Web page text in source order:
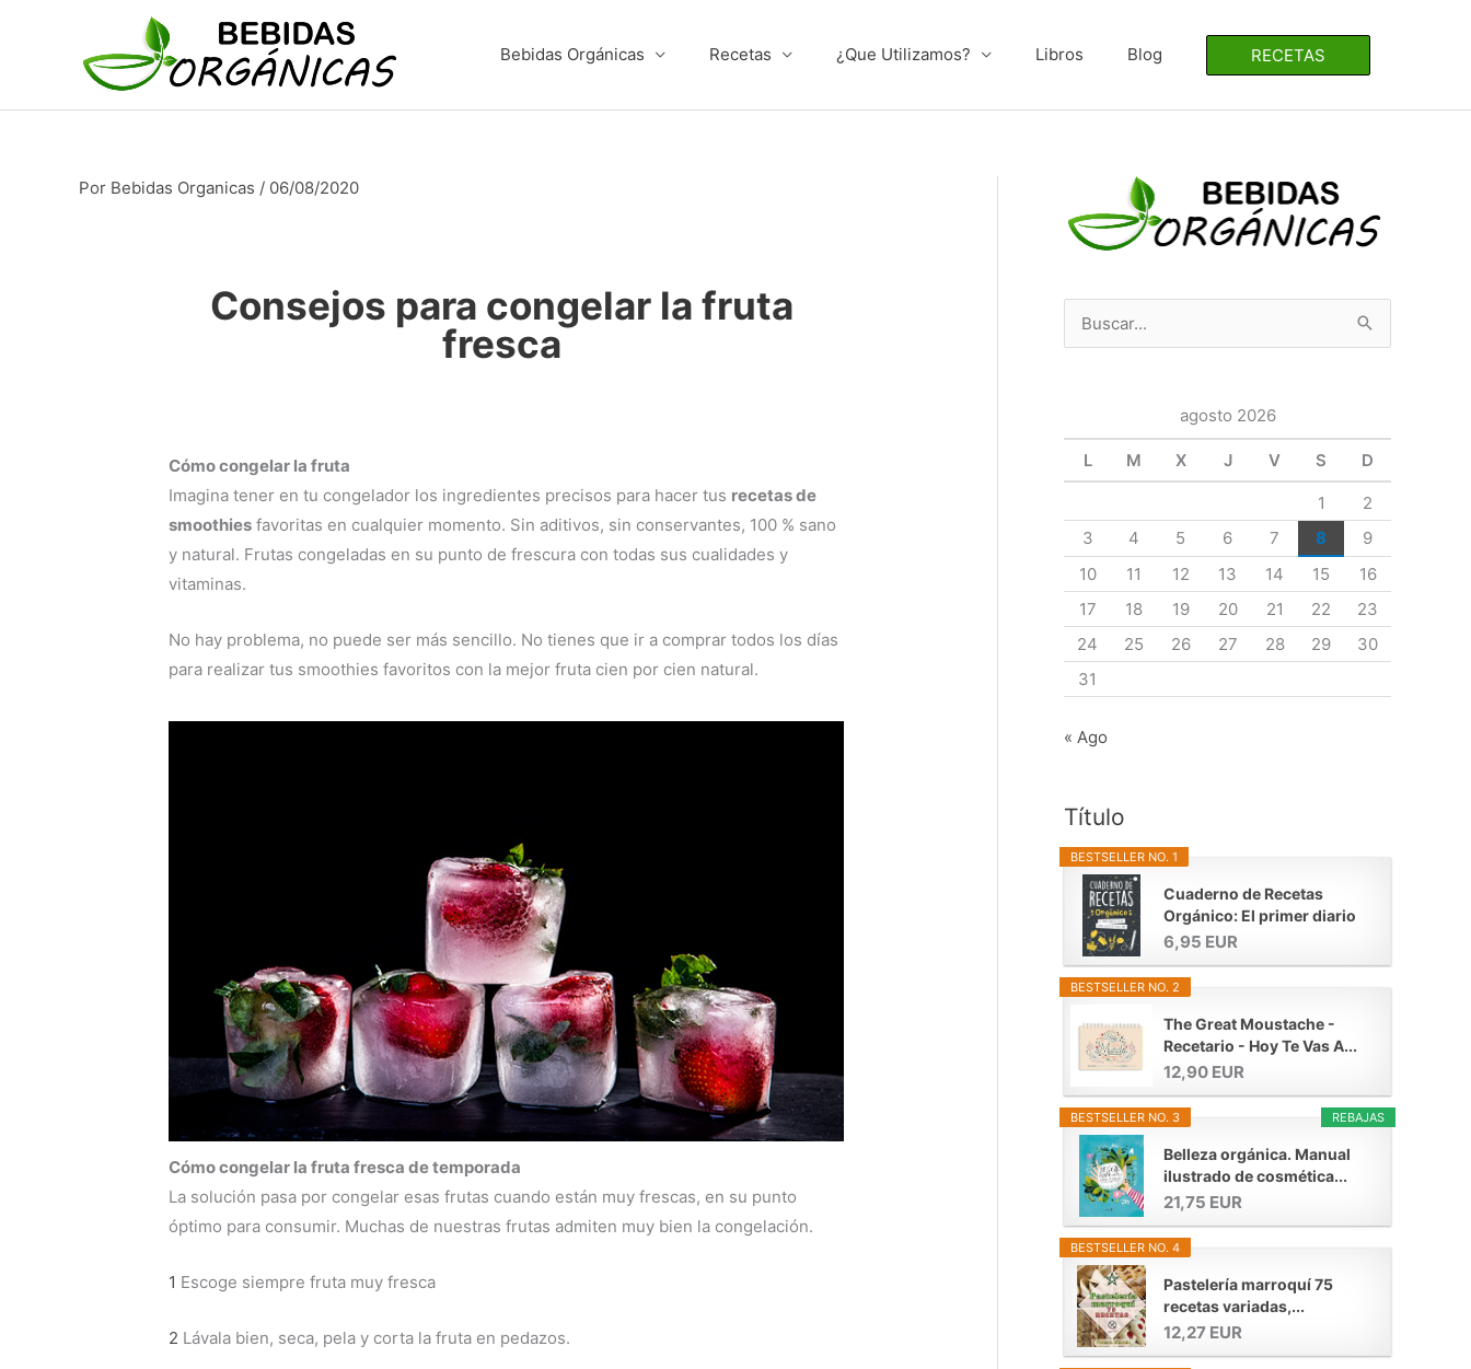
Bebidas Orgánicas Recetas ¿Que Utilizamos? Libros Blog RECETAS
Por Bebidas Organicas / 06/08/2020
Consejos para congelar la fruta
fresca
Cómo congelar la fruta
Imagina tener en tu congelador los ingredientes precisos para hacer tus recetas de
smoothiesfavoritas en cualquier momento. Sin aditivos, sin conservantes, 100 % sano
y natural. Frutas congeladas en su punto de frescura con todas sus cualidades y
vitaminas.
No hay problema, no puede ser más sencillo. No tienes que ir a comprar todos los días
para realizar tus smoothies favoritos con la mejor fruta cien por cien natural.
Cómo congelar la fruta fresca de temporada
La solución pasa por congelar esas frutas cuando están muy frescas, en su punto
óptimo para consumir. Muchas de nuestras frutas admiten muy bien la congelación.
1 Escoge siempre fruta muy fresca
2 Lávala bien, seca, pela y corta la fruta en pedazos.
u
a
r
agosto 2026
L M X J V S D
1
2
3
4 5 6 7 8
9
10
11 12 13 14 15
16
17
18 19 20 21 22
23
24
25 26 27 28 29
30
31
« Ago
Título
BESTSELLER NO. 1
Cuaderno de Recetas
Orgánico: El primer diario
de...
6,95 EUR
BESTSELLER NO. 2
The Great Moustache -
Recetario - Hoy Te Vas A...
12,90 EUR
REBAJAS
BESTSELLER NO. 3
Belleza orgánica. Manual
ilustrado de cosmética...
21,75 EUR
BESTSELLER NO. 4
Pastelería marroquí 75
recetas variadas,...
12,27 EUR